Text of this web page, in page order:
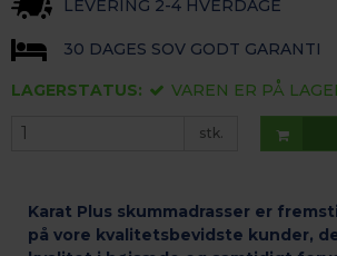
LEVERING 2-4 HVERDAGE
30 DAGES SOV GODT GARANTI
LAGERSTATUS: VAREN ER PÅ
stk.
Karat Plus skummadrasser er
på vore kvalitetsbevidste kunder,